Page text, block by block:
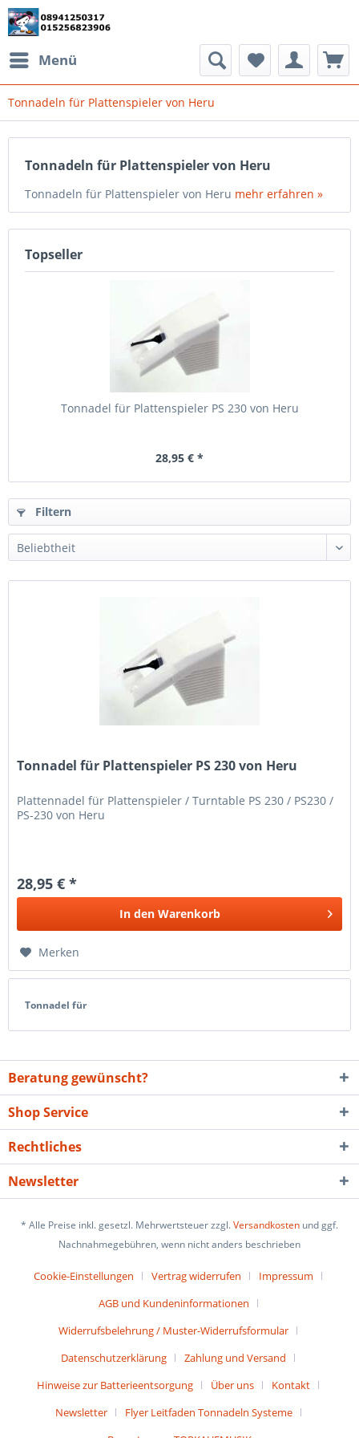
Menü
Tonnadeln für Plattenspieler von Heru
Tonnadeln für Plattenspieler von Heru
Tonnadeln für Plattenspieler von Heru mehr erfahren »
Topseller
Tonnadel für Plattenspieler PS 230 von Heru
28,95 € *
Filtern
Tonnadel für Plattenspieler PS 230 von Heru
Plattennadel für Plattenspieler / Turntable PS 230 / PS230 /
PS-230 von Heru
28,95 € *
In den Warenkorb
Merken
Tonnadel für
Beratung gewünscht?
Shop Service
Rechtliches
Newsletter
* Alle Preise inkl. gesetzl. Mehrwertsteuer zzgl.Versandkosten und ggf.
Nachnahmegebühren, wenn nicht anders beschrieben
Cookie-Einstellungen Vertrag widerrufen
Impressum
AGB und Kundeninformationen
Widerrufsbelehrung / Muster-Widerrufsformular
Datenschutzerklärung
Zahlung und Versand
Hinweise zur Batterieentsorgung
Über uns
Kontakt
Newsletter
Flyer Leitfaden Tonnadeln Systeme